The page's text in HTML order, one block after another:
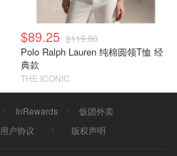
$89.25 $119.00
Polo Ralph Lauren 纯棉圆领T恤 经
典款
THE ICONIC
InRewards
饭团外卖
用户协议 版权声明